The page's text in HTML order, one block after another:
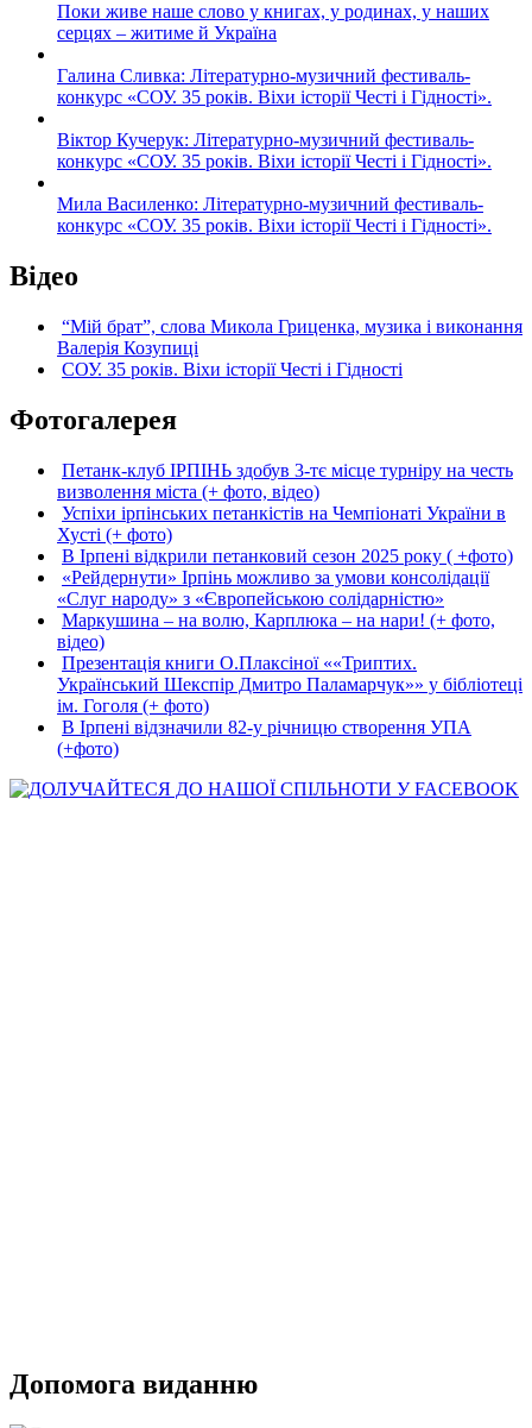
Поки живе наше слово у книгах, у родинах, у наших
серцях – житиме й Україна
Галина Сливка: Літературно-музичний фестиваль-
конкурс «СОУ. 35 років. Віхи історії Честі і Гідності».
Віктор Кучерук: Літературно-музичний фестиваль-
конкурс «СОУ. 35 років. Віхи історії Честі і Гідності».
Мила Василенко: Літературно-музичний фестиваль-
конкурс «СОУ. 35 років. Віхи історії Честі і Гідності».
Відео
“Мій брат”, слова Микола Гриценка, музика і виконання
Валерія Козупиці
СОУ. 35 років. Віхи історії Честі і Гідності
Фотогалерея
Петанк-клуб ІРПІНЬ здобув 3-тє місце турніру на честь
визволення міста (+ фото, відео)
Успіхи ірпінських петанкістів на Чемпіонаті України в
Хусті (+ фото)
В Ірпені відкрили петанковий сезон 2025 року ( +фото)
«Рейдернути» Ірпінь можливо за умови консолідації
«Слуг народу» з «Європейською солідарністю»
Маркушина – на волю, Карплюка – на нари! (+ фото,
відео)
Презентація книги О.Плаксіної ««Триптих.
Український Шекспір Дмитро Паламарчук»» у бібліотеці
ім. Гоголя (+ фото)
В Ірпені відзначили 82-у річницю створення УПА
(+фото)
Допомога виданню